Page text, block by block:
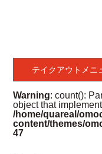
テイクアウトメニ
Warning: count():
object that
/home/quareal/
content/themes/
47